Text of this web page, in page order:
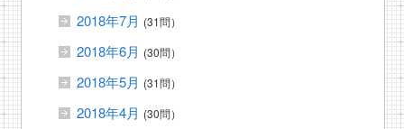
2018年7月 (31問）
2018年6月 (30問）
2018年5月 (31問）
2018年4月 (30問）